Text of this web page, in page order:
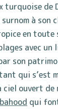
turquoise de
à son
en
avec
son
qui s’est
ciel ouvert
qui